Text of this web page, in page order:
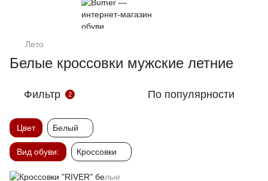
Лето
Белые кроссовки мужские летние
Фильтр 2 По популярности
Цвет Белый
Вид обуви: Кроссовки